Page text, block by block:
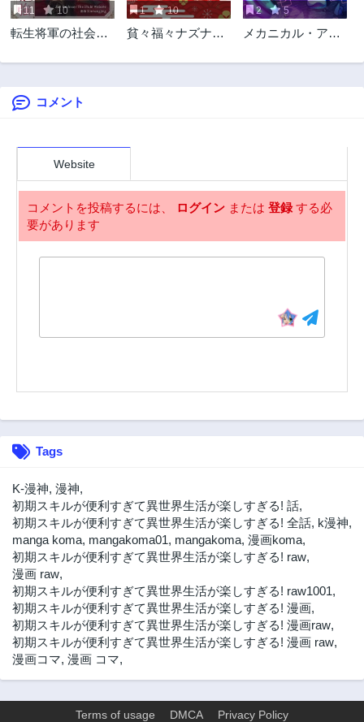
11 10
転生将軍の社会勉
1 10
貧々福々ナズナさ
2 5
メカニカル・アベ
コメント
Website
コメントを投稿するには、 ログイン または 登録する必
要があります
Tags
K-漫神, 漫神,
初期スキルが便利すぎて異世界生活が楽しすぎる! 話,
初期スキルが便利すぎて異世界生活が楽しすぎる! 全話, k漫神,
manga koma, mangakoma01, mangakoma, 漫画koma,
初期スキルが便利すぎて異世界生活が楽しすぎる! raw,
漫画 raw,
初期スキルが便利すぎて異世界生活が楽しすぎる! raw1001,
初期スキルが便利すぎて異世界生活が楽しすぎる! 漫画,
初期スキルが便利すぎて異世界生活が楽しすぎる! 漫画raw,
初期スキルが便利すぎて異世界生活が楽しすぎる! 漫画 raw,
漫画コマ, 漫画 コマ,
Terms of usage DMCA Privacy Policy